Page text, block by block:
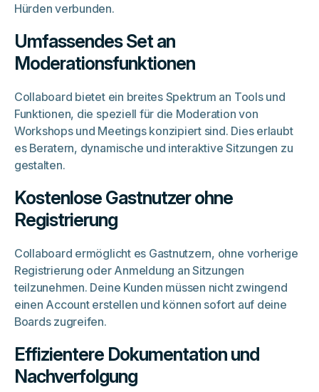
Hürden verbunden.
Umfassendes Set an
Moderationsfunktionen
Collaboard bietet ein breites Spektrum an Tools und
Funktionen, die speziell für die Moderation von
Workshops und Meetings konzipiert sind. Dies erlaubt
es Beratern, dynamische und interaktive Sitzungen zu
gestalten.
Kostenlose Gastnutzer ohne
Registrierung
Collaboard ermöglicht es Gastnutzern, ohne vorherige
Registrierung oder Anmeldung an Sitzungen
teilzunehmen. Deine Kunden müssen nicht zwingend
einen Account erstellen und können sofort auf deine
Boards zugreifen.
Effizientere Dokumentation und
Nachverfolgung